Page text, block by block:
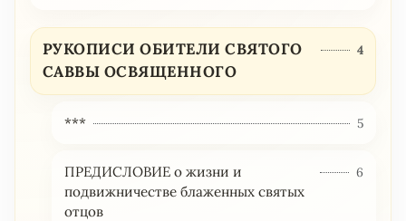
РУКОПИСИ ОБИТЕЛИ СВЯТОГО
САВВЫ ОСВЯЩЕННОГО
4
*** 5
ПРЕДИСЛОВИЕ о жизни и
подвижничестве блаженных святых
отцов
6